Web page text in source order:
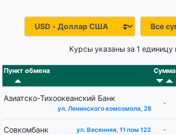
Курсы указаны за 1
Пункт обмена Сумма
Азиатско-Тихоокеанский Банк
ул. Ленинского комсомола, 28
-
Совкомбанк ул. Весенняя, 11 пом 123 -